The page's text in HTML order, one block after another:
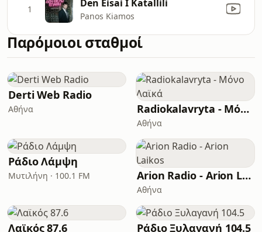
1 Den Eisai I Katallili
Panos Kiamos
Παρόμοιοι σταθμοί
Derti Web Radio
Αθήνα Radiokalavryta - Μόνο Λαϊκά
Αθήνα
Ράδιο Λάμψη
Μυτιλήνη · 100.1 FM Arion Radio - Arion Laikos
Αθήνα
Λαϊκός 87.6 Ράδιο Ξυλαγανή 104.5